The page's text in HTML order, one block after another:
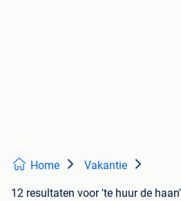
Home Vakantie
12 resultaten voor 'te huur de haan'